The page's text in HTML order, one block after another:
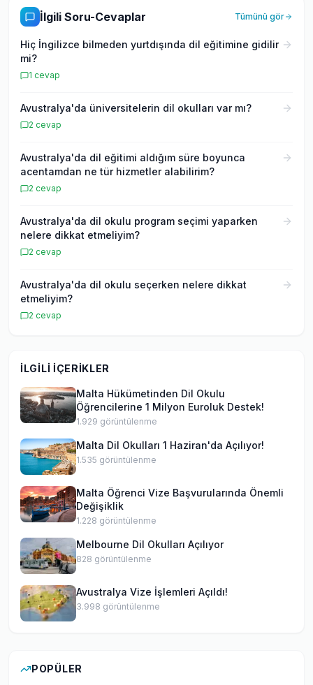
öğrencilere güvenilir bilgiler sunuyor.
İlgili Soru-Cevaplar Tümünü gör
Hiç İngilizce bilmeden yurtdışında dil eğitimine gidilir
mi?
1 cevap
Avustralya'da üniversitelerin dil okulları var mı?
2 cevap
Avustralya'da dil eğitimi aldığım süre boyunca
acentamdan ne tür hizmetler alabilirim?
2 cevap
Avustralya'da dil okulu program seçimi yaparken
nelere dikkat etmeliyim?
2 cevap
Avustralya'da dil okulu seçerken nelere dikkat
etmeliyim?
2 cevap
İLGILI İÇERIKLER
Malta Hükümetinden Dil Okulu
Öğrencilerine 1 Milyon Euroluk Destek!
1.929 görüntülenme
Malta Dil Okulları 1 Haziran'da Açılıyor!
1.535 görüntülenme
Malta Öğrenci Vize Başvurularında Önemli
Değişiklik
1.228 görüntülenme
Melbourne Dil Okulları Açılıyor
828 görüntülenme
Avustralya Vize İşlemleri Açıldı!
3.998 görüntülenme
POPÜLER